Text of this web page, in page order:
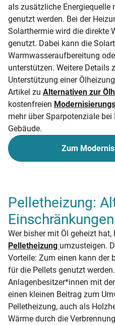
als zusätzliche Energiequelle
genutzt werden. Bei der
Solarthermie wird die direkte
genutzt. Dabei kann die
Warmwasseraufbereitung
unterstützen. Weitere Details
Unterstützung einer
Artikel zu Alternativen zur
kostenfreien
mehr über Sparpotenziale
Gebäude.
Zum
Pelletheizung:
Einschränkungen
Wer bisher mit Öl geheizt
Pelletheizung umzusteigen.
Vorteile: Zum einen kann der
für die Pellets genutzt
Anlagenbesitzer*innen mit
einen kleinen Beitrag zum
Pelletheizung, auch als
Wärme durch die